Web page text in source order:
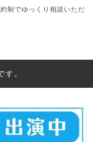
制でゆっくり相談いただ
す。